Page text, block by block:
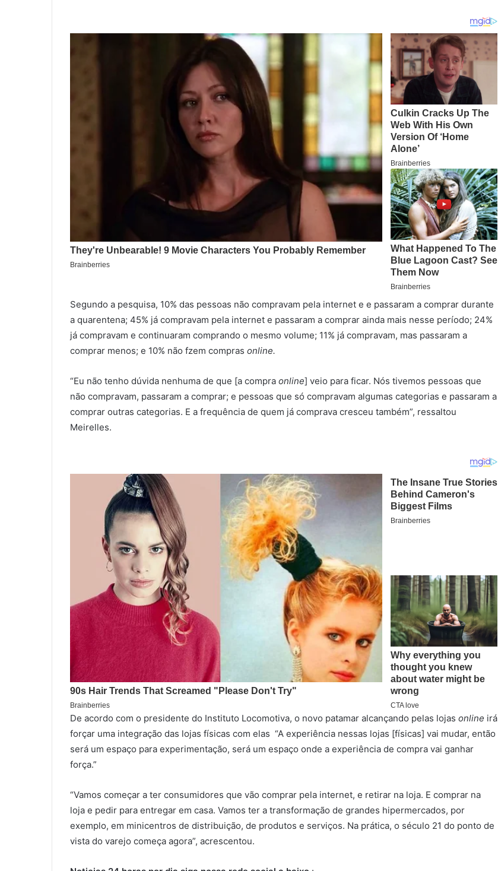
Segundo a pesquisa, 10% das pessoas não compravam pela internet e e passaram a comprar durante
a quarentena; 45% já compravam pela internet e passaram a comprar ainda mais nesse período; 24%
já compravam e continuaram comprando o mesmo volume; 11% já compravam, mas passaram a
comprar menos; e 10% não fzem compras online.
“Eu não tenho dúvida nenhuma de que [a compra online] veio para ficar. Nós tivemos pessoas que
não compravam, passaram a comprar; e pessoas que só compravam algumas categorias e passaram a
comprar outras categorias. E a frequência de quem já comprava cresceu também”, ressaltou
Meirelles.
De acordo com o presidente do Instituto Locomotiva, o novo patamar alcançando pelas lojas online irá
forçar uma integração das lojas físicas com elas “A experiência nessas lojas [físicas] vai mudar, então
será um espaço para experimentação, será um espaço onde a experiência de compra vai ganhar
força.”
“Vamos começar a ter consumidores que vão comprar pela internet, e retirar na loja. E comprar na
loja e pedir para entregar em casa. Vamos ter a transformação de grandes hipermercados, por
exemplo, em minicentros de distribuição, de produtos e serviços. Na prática, o século 21 do ponto de
vista do varejo começa agora”, acrescentou.